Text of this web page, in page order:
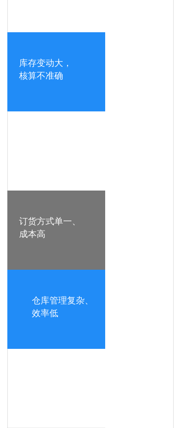
库存变动大，
核算不准确
订货方式单一、
成本高
仓库管理复杂、
效率低